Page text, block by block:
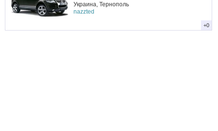
+0
Украина, Тернополь
nazzted